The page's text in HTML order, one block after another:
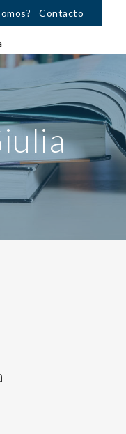
Contacto